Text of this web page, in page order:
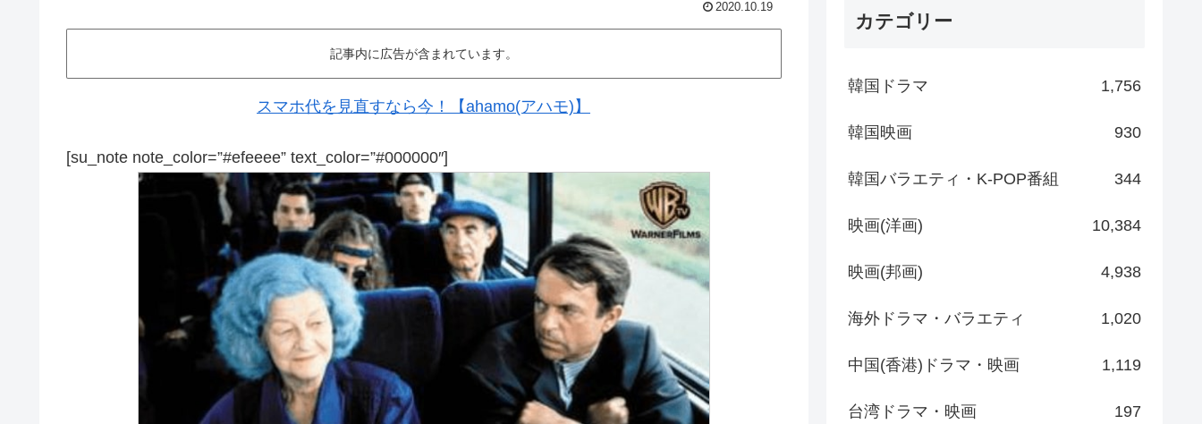
2020.10.19
記事内に広告が含まれています。
スマホ代を見直すなら今！【ahamo(アハモ)】
[su_note note_color=”#efeeee” text_color=”#000000″]
カテゴリー
韓国ドラマ 1,756
韓国映画 930
韓国バラエティ・K-POP番組 344
映画(洋画) 10,384
映画(邦画) 4,938
海外ドラマ・バラエティ 1,020
中国(香港)ドラマ・映画 1,119
台湾ドラマ・映画 197